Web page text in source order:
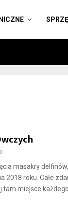
masakry
2018 roku. Całe
tam miejsce